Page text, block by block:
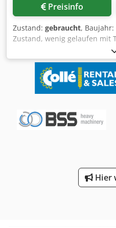
Preisinfo
Zustand: gebraucht, Baujahr:
Zustand, wenig gelaufen mit
Apfue Ap Hsa Fabrikat SCM-
2019 Masch.-Nr.
5 kW Hobelbreite ca. 410 mm
Tischlänge ca. 900/900/1800
Tischlippen geschlitzt
- Tersa Wendemesser
Absaughaube integriert
besichtigt, ohne Garantie
Hier